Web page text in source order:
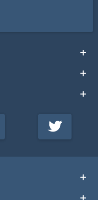
Twitter